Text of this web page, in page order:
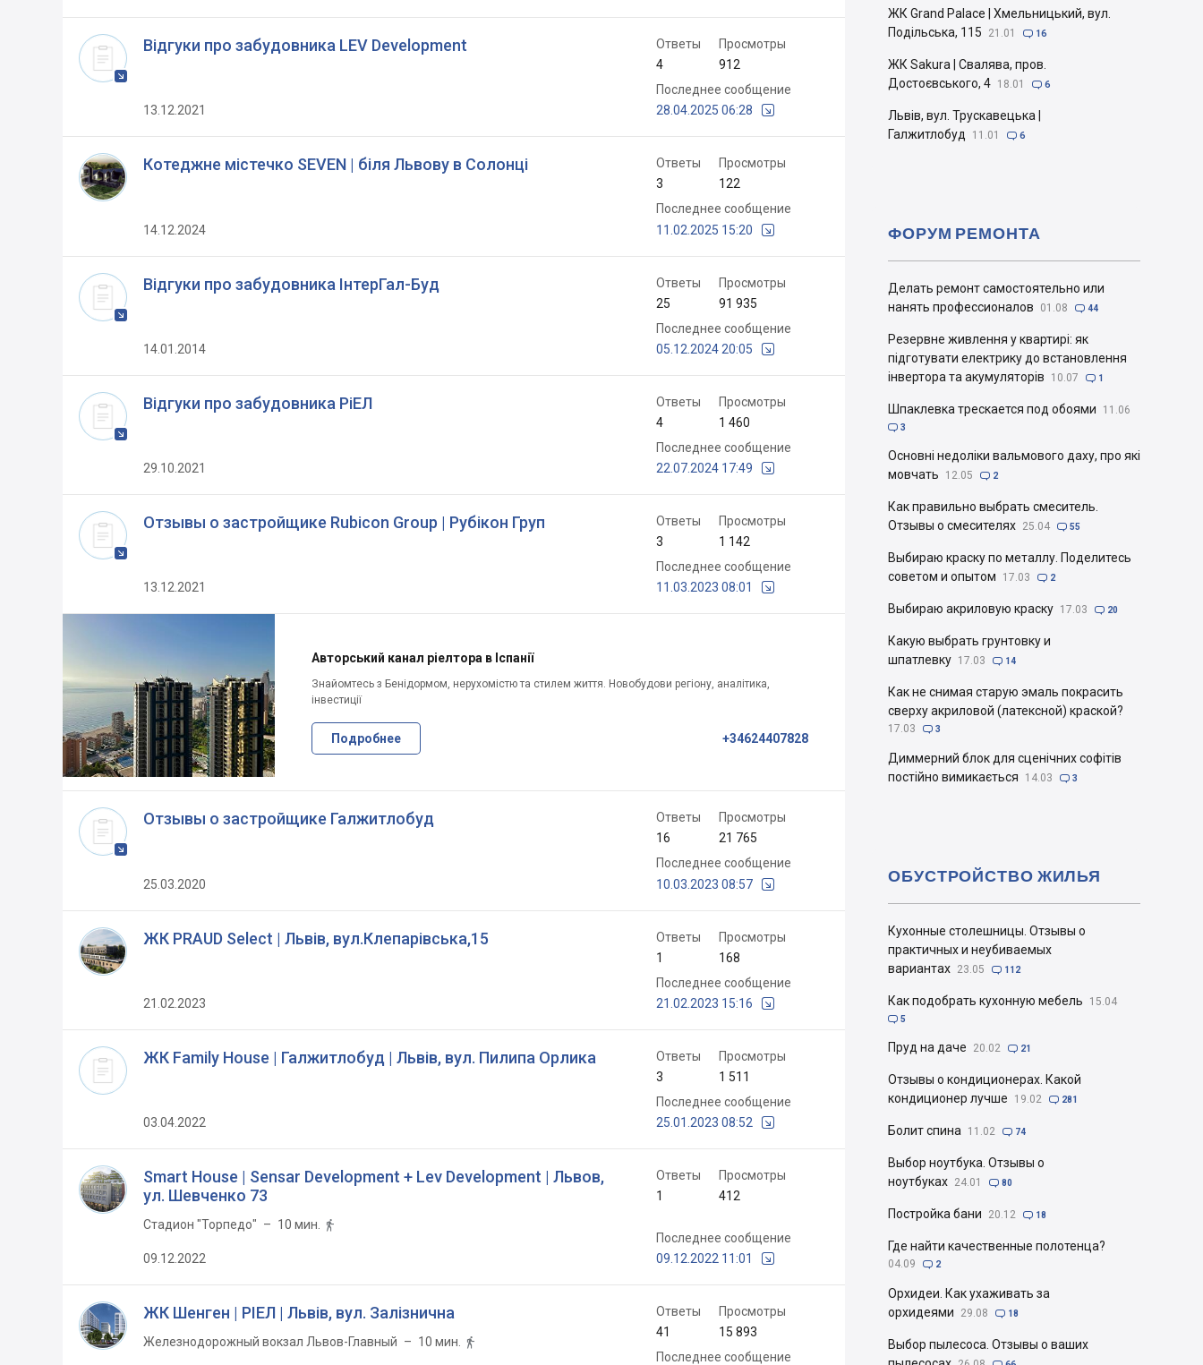
Відгуки про забудовника LEV Development
13.12.2021
Ответы
4
Просмотры
912
Последнее сообщение
28.04.2025 06:28
Котеджне містечко SEVEN | біля Львову в Солонці
14.12.2024
Ответы
3
Просмотры
122
Последнее сообщение
11.02.2025 15:20
Відгуки про забудовника ІнтерГал-Буд
14.01.2014
Ответы
25
Просмотры
91 935
Последнее сообщение
05.12.2024 20:05
Відгуки про забудовника РіЕЛ
29.10.2021
Ответы
4
Просмотры
1 460
Последнее сообщение
22.07.2024 17:49
Отзывы о застройщике Rubicon Group | Рубікон Груп
13.12.2021
Ответы
3
Просмотры
1 142
Последнее сообщение
11.03.2023 08:01
Отзывы о застройщике Галжитлобуд
25.03.2020
Ответы
16
Просмотры
21 765
Последнее сообщение
10.03.2023 08:57
ЖК PRAUD Select | Львів, вул.Клепарівська,15
21.02.2023
Ответы
1
Просмотры
168
Последнее сообщение
21.02.2023 15:16
ЖК Family House | Галжитлобуд | Львів, вул. Пилипа Орлика
03.04.2022
Ответы
3
Просмотры
1 511
Последнее сообщение
25.01.2023 08:52
Smart House | Sensar Development + Lev Development | Львов,
ул. Шевченко 73
Стадион "Торпедо" – 10 мин. 
09.12.2022
Ответы
1
Просмотры
412
Последнее сообщение
09.12.2022 11:01
ЖК Шенген | РІЕЛ | Львів, вул. Залізнична
Железнодорожный вокзал Львов-Главный – 10 мин. 
Ответы
41
Просмотры
15 893
Последнее сообщение
Авторський канал ріелтора в Іспанії
Знайомтесь з Бенідормом, нерухомістю та стилем життя. Новобудови регіону, аналітика,
інвестиції
Подробнее +34624407828
ЖК Grand Palace | Хмельницький, вул.
Подільська, 115
21.01  16
ЖК Sakura | Свалява, пров.
Достоєвського, 4 18.01  6
Львів, вул. Трускавецька |
Галжитлобуд
11.01  6
Делать ремонт самостоятельно или
нанять профессионалов
01.08  44
Резервне живлення у квартирі: як
підготувати електрику до встановлення
інвертора та акумуляторів
10.07  1
Шпаклевка трескается под обоями 11.06
 3
Основні недоліки вальмового даху, про які
мовчать
12.05  2
Как правильно выбрать смеситель.
Отзывы о смесителях 25.04  55
Выбираю краску по металлу. Поделитесь
советом и опытом
17.03  2
Выбираю акриловую краску 17.03  20
Какую выбрать грунтовку и
шпатлевку 17.03  14
Как не снимая старую эмаль покрасить
сверху акриловой (латексной) краской?
17.03  3
Диммерний блок для сценічних софітів
постійно вимикається
14.03  3
ФОРУМ РЕМОНТА
Кухонные столешницы. Отзывы о
практичных и неубиваемых
вариантах 23.05  112
Как подобрать кухонную мебель 15.04
 5
Пруд на даче 20.02  21
Отзывы о кондиционерах. Какой
кондиционер лучше
19.02  281
Болит спина 11.02  74
Выбор ноутбука. Отзывы о
ноутбуках 24.01  80
Постройка бани 20.12  18
Где найти качественные полотенца?
04.09  2
Орхидеи. Как ухаживать за
орхидеями
29.08  18
Выбор пылесоса. Отзывы о ваших
ОБУСТРОЙСТВО ЖИЛЬЯ